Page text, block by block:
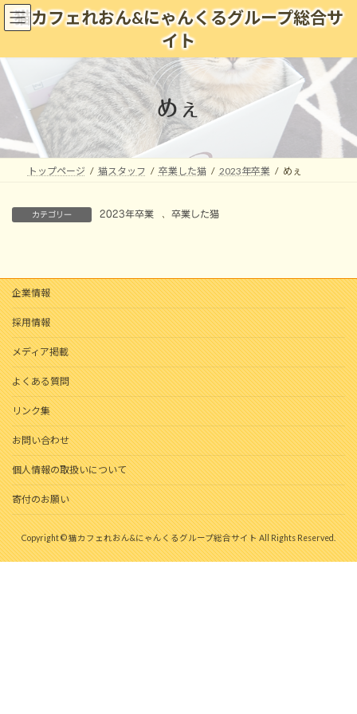
コ
ン
ン
ツ
へ
ッ
プ
ナ
ビ
ー
シ
ョ
移
動
猫カフェれおん&にゃんくるグループ総合サ
イト
めぇ
トップページ 猫スタッフ 卒業した猫 2023年卒業 めぇ
カテゴリー 2023年卒業 卒業した猫
企業情報
採用情報
メディア掲載
よくある質問
リンク集
お問い合わせ
個人情報の取扱いについて
寄付のお願い
Copyright © 猫カフェれおん&にゃんくるグループ総合サイト All Rights Reserved.